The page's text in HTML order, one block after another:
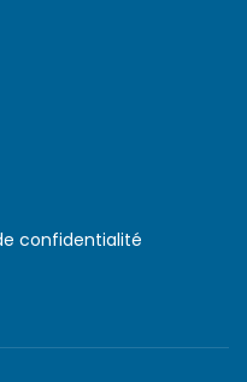
confidentialité